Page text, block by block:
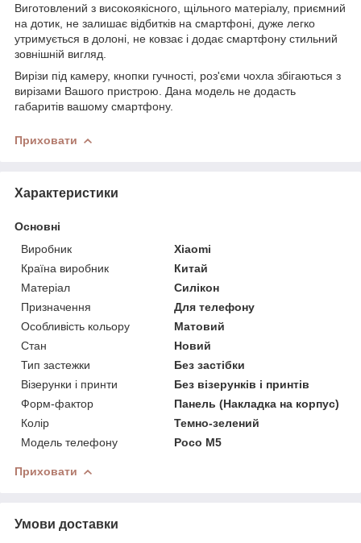
Виготовлений з високоякісного, щільного матеріалу, приємний
на дотик, не залишає відбитків на смартфоні, дуже легко
утримується в долоні, не ковзає і додає смартфону стильний
зовнішній вигляд.
Вирізи під камеру, кнопки гучності, роз'єми чохла збігаються з
вирізами Вашого пристрою. Дана модель не додасть
габаритів вашому смартфону.
Приховати
Характеристики
Основні
Виробник
Xiaomi
Країна виробник
Китай
Матеріал
Силікон
Призначення
Для телефону
Особливість кольору
Матовий
Стан
Новий
Тип застежки
Без застібки
Візерунки і принти
Без візерунків і принтів
Форм-фактор
Панель (Накладка на корпус)
Колір
Темно-зелений
Модель телефону
Poco M5
Приховати
Умови доставки